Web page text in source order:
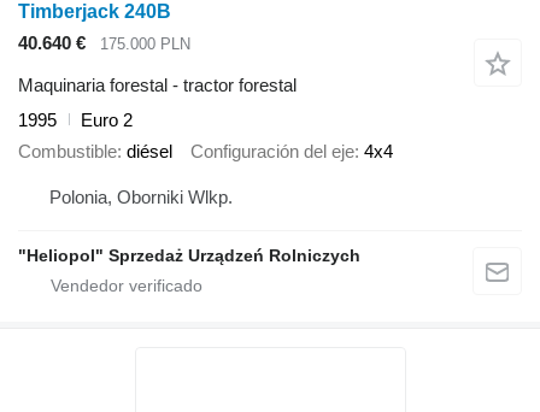
Timberjack 240B
40.640 €
175.000 PLN
Maquinaria forestal - tractor forestal
1995
Euro 2
Combustible diésel Configuración del eje 4x4
Polonia, Oborniki Wlkp.
"Heliopol" Sprzedaż Urządzeń Rolniczych